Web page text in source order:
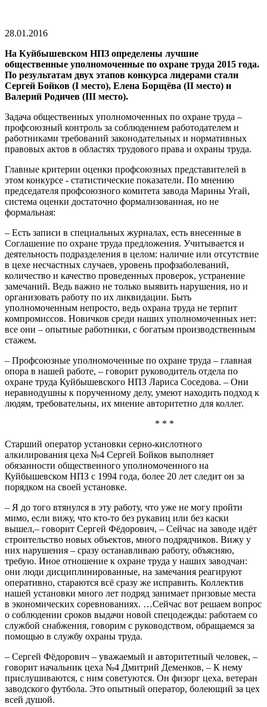
28.01.2016
На Куйбышевском НПЗ определены лучшие
общественные уполномоченные по охране труда 2015 года.
По результатам двух этапов конкурса лидерами стали
Сергей Бойков (I место), Елена Борщёва (II место) и
Валерий Родичев (III место).
Задача общественных уполномоченных по охране труда –
профсоюзный контроль за соблюдением работодателем и
работниками требований законодательных и нормативных
правовых актов в областях трудового права и охраны труда.
Главные критерии оценки профсоюзных представителей в
этом конкурсе - статистические показатели. По мнению
председателя профсоюзного комитета завода Марины Угай,
система оценки достаточно формализованная, но не
формальная:
– Есть записи в специальных журналах, есть внесенные в
Соглашение по охране труда предложения. Учитывается и
деятельность подразделения в целом: наличие или отсутствие
в цехе несчастных случаев, уровень профзаболеваний,
количество и качество проведенных проверок, устранение
замечаний. Ведь важно не только выявить нарушения, но и
организовать работу по их ликвидации. Быть
уполномоченным непросто, ведь охрана труда не терпит
компромиссов. Новичков среди наших уполномоченных нет:
все они – опытные работники, с богатым производственным
стажем.
– Профсоюзные уполномоченные по охране труда – главная
опора в нашей работе, – говорит руководитель отдела по
охране труда Куйбышевского НПЗ Лариса Соседова. – Они
неравнодушны к порученному делу, умеют находить подход к
людям, требовательны, их мнение авторитетно для коллег.
* * *
Старший оператор установки серно-кислотного
алкилирования цеха №4 Сергей Бойков выполняет
обязанности общественного уполномоченного на
Куйбышевском НПЗ с 1994 года, более 20 лет следит он за
порядком на своей установке.
– Я до того втянулся в эту работу, что уже не могу пройти
мимо, если вижу, что кто-то без рукавиц или без каски
вышел,– говорит Сергей Фёдорович, – Сейчас на заводе идёт
строительство новых объектов, много подрядчиков. Вижу у
них нарушения – сразу останавливаю работу, объясняю,
требую. Иное отношение к охране труда у наших заводчан:
они люди дисциплинированные, на замечания реагируют
оперативно, стараются всё сразу же исправить. Коллектив
нашей установки много лет подряд занимает призовые места
в экономических соревнованиях. …Сейчас вот решаем вопрос
о соблюдении сроков выдачи новой спецодежды: работаем со
службой снабжения, говорим с руководством, обращаемся за
помощью в службу охраны труда.
– Сергей Фёдорович – уважаемый и авторитетный человек, –
говорит начальник цеха №4 Дмитрий Деменков, – К нему
прислушиваются, с ним советуются. Он физорг цеха, ветеран
заводского футбола. Это опытный оператор, болеющий за цех
всей душой.